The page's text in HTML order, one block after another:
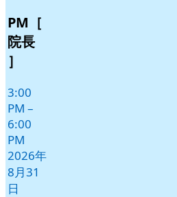
PM［
院長
］
3:00
PM –
6:00
PM
2026年
8月31
日